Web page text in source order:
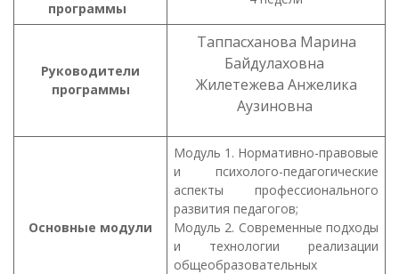
программы
Руководители
программы
Таппасханова Марина
Байдулаховна
Жилетежева Анжелика
Аузиновна
Основные модули
Модуль 1. Нормативно-правовые
и психолого-педагогические
аспекты профессионального
развития педагогов;
Модуль 2. Современные подходы
и технологии реализации
общеобразовательных